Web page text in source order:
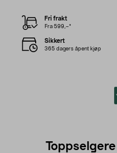
Fri frakt
Fra 599,–*
Sikkert
365 dagers åpent kjøp